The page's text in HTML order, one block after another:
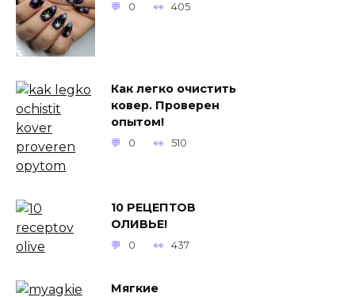
0 405
Как легко очистить
ковер. Проверен
опытом!
0 510
10 РЕЦЕПТОВ
ОЛИВЬЕ!
0 437
Мягкие